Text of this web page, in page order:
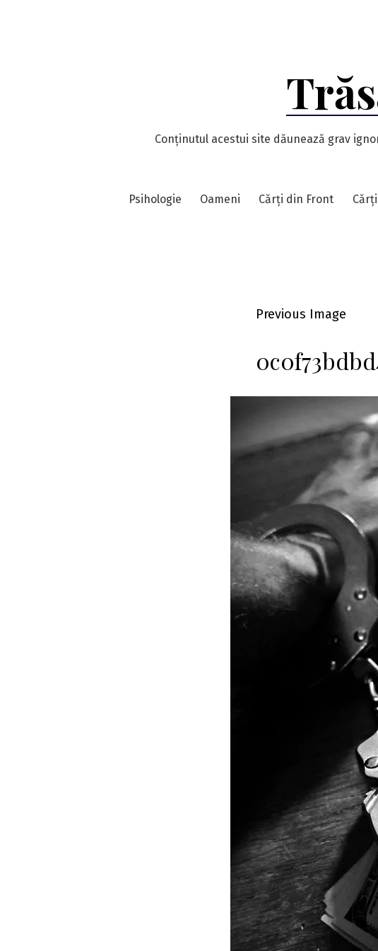
Conținutul acestui site dăunează grav
Psihologie Oameni Cărți din Front
Previous Image